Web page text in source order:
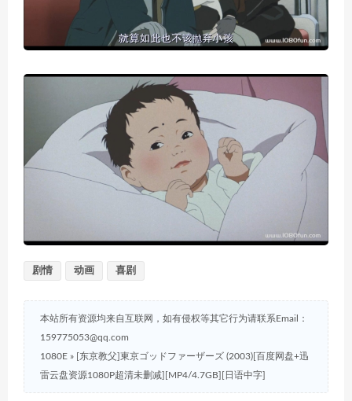
剧情 动画 喜剧
本站所有资源均来自互联网，如有侵权等其它行为请联系Email：
159775053@qq.com
1080E » [东京教父]東京ゴッドファーザーズ (2003)[百度网盘+迅
雷云盘资源1080P超清未删减][MP4/4.7GB][日语中字]